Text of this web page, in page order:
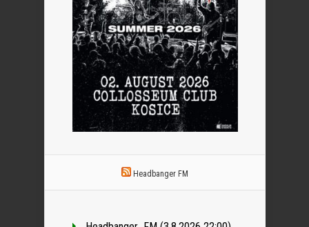
Headbanger FM